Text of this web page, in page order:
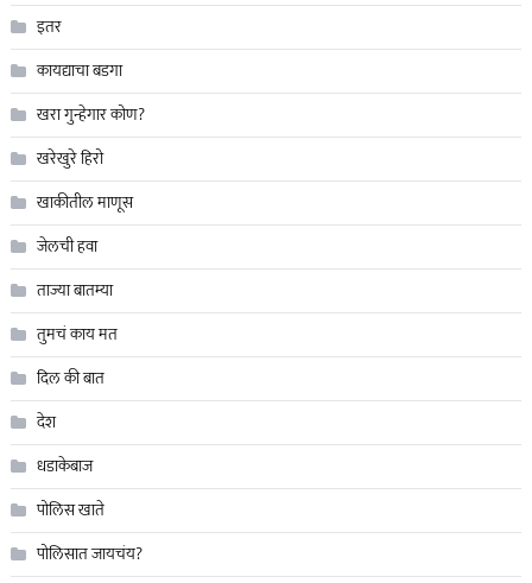
इतर
कायद्याचा बडगा
खरा गुन्हेगार कोण?
खरेखुरे हिरो
खाकीतील माणूस
जेलची हवा
ताज्या बातम्या
तुमचं काय मत
दिल की बात
देश
धडाकेबाज
पोलिस खाते
पोलिसात जायचंय?